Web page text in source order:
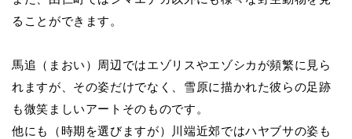
ることができます。
馬追（まおい）周辺ではエゾリスやエゾシカが頻繁に見ら
れますが、その姿だけでなく、雪原に描かれた彼らの足跡
も微笑ましいアートそのものです。
他にも（時期を選びますが）川端近郊ではハヤブサの姿も